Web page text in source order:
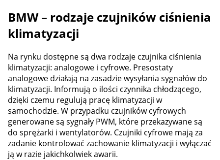
BMW – rodzaje czujników ciśnienia
klimatyzacji
Na rynku dostępne są dwa rodzaje czujnika ciśnienia
klimatyzacji: analogowe i cyfrowe. Presostaty
analogowe działają na zasadzie wysyłania sygnałów do
klimatyzacji. Informują o ilości czynnika chłodzącego,
dzięki czemu regulują pracę klimatyzacji w
samochodzie. W przypadku czujników cyfrowych
generowane są sygnały PWM, które przekazywane są
do sprężarki i wentylatorów. Czujniki cyfrowe mają za
zadanie kontrolować zachowanie klimatyzacji i wyłączać
ją w razie jakichkolwiek awarii.